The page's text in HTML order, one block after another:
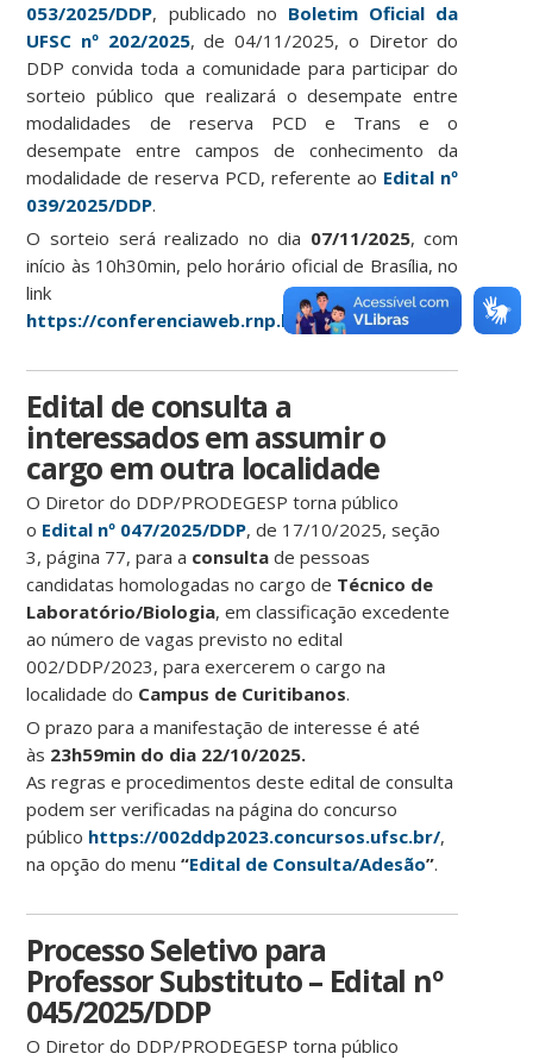
053/2025/DDP, publicado no Boletim Oficial da
UFSC nº 202/2025, de 04/11/2025, o Diretor do
DDP convida toda a comunidade para participar do
sorteio público que realizará o desempate entre
modalidades de reserva PCD e Trans e o
desempate entre campos de conhecimento da
modalidade de reserva PCD, referente ao Edital nº
039/2025/DDP.
O sorteio será realizado no dia 07/11/2025, com
início às 10h30min, pelo horário oficial de Brasília, no
link
https://conferenciaweb.rnp.br/ufsc/prodegesp
Edital de consulta a
interessados em assumir o
cargo em outra localidade
O Diretor do DDP/PRODEGESP torna público
o Edital nº 047/2025/DDP, de 17/10/2025, seção
3, página 77, para a consulta de pessoas
candidatas homologadas no cargo de Técnico de
Laboratório/Biologia, em classificação excedente
ao número de vagas previsto no edital
002/DDP/2023, para exercerem o cargo na
localidade do Campus de Curitibanos.
O prazo para a manifestação de interesse é até
às 23h59min do dia 22/10/2025.
As regras e procedimentos deste edital de consulta
podem ser verificadas na página do concurso
público https://002ddp2023.concursos.ufsc.br/,
na opção do menu“Edital de Consulta/Adesão”.
Processo Seletivo para
Professor Substituto – Edital nº
045/2025/DDP
O Diretor do DDP/PRODEGESP torna público